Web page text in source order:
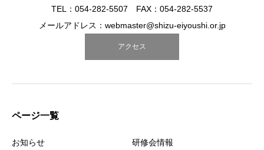
TEL：054-282-5507 FAX：054-282-5537
メールアドレス：webmaster@shizu-eiyoushi.or.jp
アクセス
ページ一覧
お知らせ 研修会情報